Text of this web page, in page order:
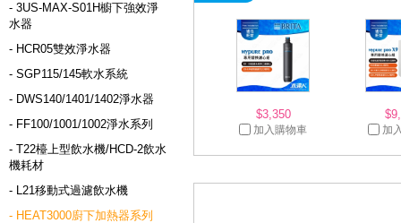
- 3US-MAX-S01H櫥下強效淨
水器
- HCR05雙效淨水器
- SGP115/145軟水系統
- DWS140/1401/1402淨水器
- FF100/1001/1002淨水系列
- T22檯上型飲水機/HCD-2飲水
機耗材
- L21移動式過濾飲水機
- HEAT3000廚下加熱器系列
$3,350
加入購物車 加